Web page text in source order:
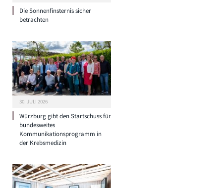
Die Sonnenfinsternis sicher
betrachten
30. JULI 2026
Würzburg gibt den Startschuss für
bundesweites
Kommunikationsprogramm in
der Krebsmedizin